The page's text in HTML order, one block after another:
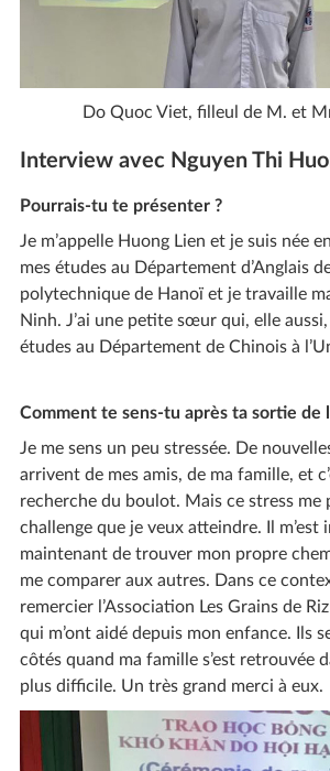
Do Quoc Viet, filleul de M. et
Interview avec Nguyen Thi
Pourrais-tu te présenter ?
Je m’appelle Huong Lien et je suis née
mes études au Département d’Anglais
polytechnique de Hanoï et je travaille
Ninh. J’ai une petite sœur qui, elle
études au Département de Chinois à
Comment te sens-tu après ta sortie de
Je me sens un peu stressée. De
arrivent de mes amis, de ma famille, et
recherche du boulot. Mais ce stress me
challenge que je veux atteindre. Il m’est
maintenant de trouver mon propre
me comparer aux autres. Dans ce
remercier l’Association Les Grains de
qui m’ont aidé depuis mon enfance. Ils
côtés quand ma famille s’est retrouvée
plus difficile. Un très grand merci à eux.